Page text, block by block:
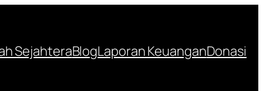
SejahteraBlogLaporan KeuanganDonasi